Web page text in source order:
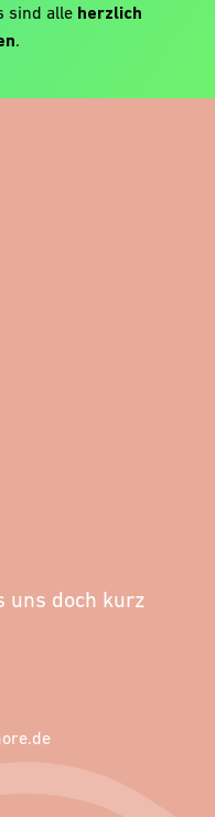
sind alle herzlich
.
uns doch kurz